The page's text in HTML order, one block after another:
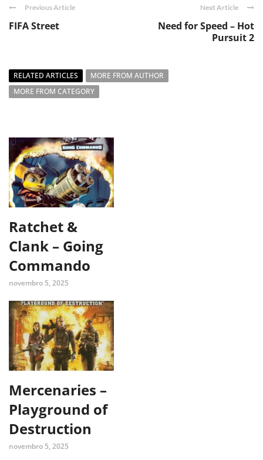
Previous Article
FIFA Street
Next Article
Need for Speed – Hot
Pursuit 2
RELATED ARTICLES
MORE FROM AUTHOR
MORE FROM CATEGORY
Ratchet &
Clank – Going
Commando
novembro 5, 2025
Mercenaries –
Playground of
Destruction
novembro 5, 2025